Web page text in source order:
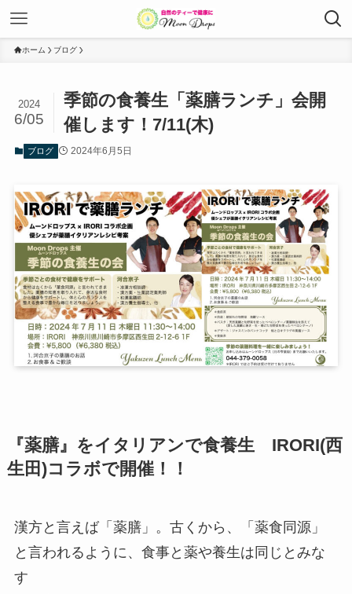
ホーム ブログ
季節の食養生「薬膳ランチ」会開
催します！7/11(木)
2024
6/05
ブログ 2024年6月5日
『薬膳』をイタリアンで食養生 IRORI(西
生田)コラボで開催！！
漢方と言えば「薬膳」。古くから、「薬食同源」
と言われるように、食事と薬や養生は同じとみな
す